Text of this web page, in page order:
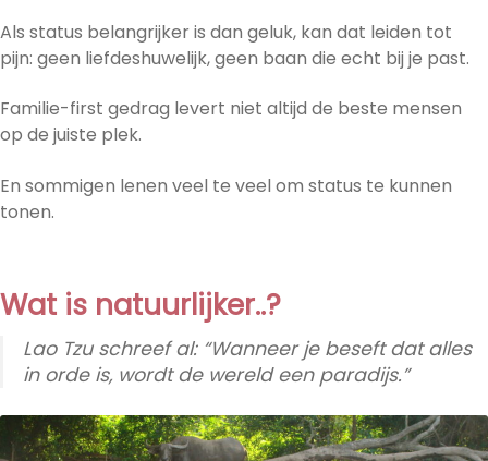
Als status belangrijker is dan geluk, kan dat leiden tot
pijn: geen liefdeshuwelijk, geen baan die echt bij je past.
Familie-first gedrag levert niet altijd de beste mensen
op de juiste plek.
En sommigen lenen veel te veel om status te kunnen
tonen.
Wat is natuurlijker..?
Lao Tzu schreef al: “Wanneer je beseft dat alles
in orde is, wordt de wereld een paradijs.”